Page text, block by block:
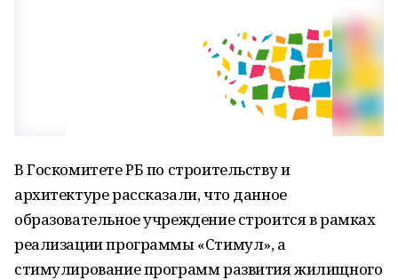
В Госкомитете РБ по строительству и
архитектуре рассказали, что данное
образовательное учреждение строится в рамках
реализации программы «Стимул», а
стимулирование программ развития жилищного